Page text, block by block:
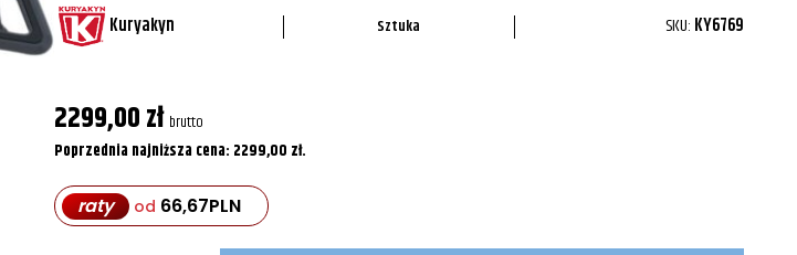
Kuryakyn Sztuka SKU: KY6769
2299,00zł brutto
Poprzednia najniższa cena: 2299,00 zł.
raty od 66,67PLN